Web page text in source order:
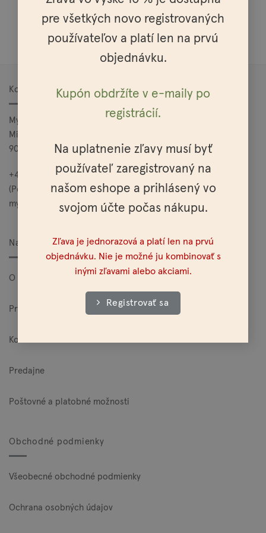
pre všetkých novo registrovaných
používateľov a platí len na prvú
objednávku.
Kupón obdržíte v e-maily po
registrácií.
Na uplatnenie zľavy musí byť
používateľ zaregistrovaný na
našom eshope a prihlásený vo
svojom účte počas nákupu.
Zľava je jednorazová a platí len na prvú
objednávku. Nie je možné ju kombinovať s
inými zľavami alebo akciami.
Registrovať sa
Kontakt
Mylo, s.r.o.
Mierová 25
900 27 Bernolákovo
+421 949 685 565
(Po – Pia: 10:00 – 15:00)
mylo@mylo.sk
Nakupovanie
O Mylo
Pre veľkoodberateľov
Kontakt
Predajne
Poštovné a platobné možnosti
Obchodné podmienky
Všeobecné obchodné podmienky
Ochrana osobných údajov